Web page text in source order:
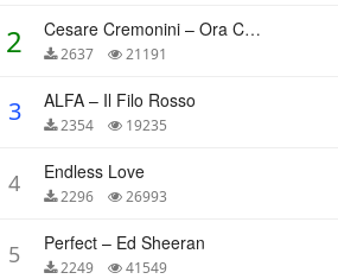
2 Cesare Cremonini – Ora Che Non Ho Più Te
2637 21191
3 ALFA – Il Filo Rosso
2354 19235
4 Endless Love
2296 26993
5 Perfect – Ed Sheeran
2249 41549